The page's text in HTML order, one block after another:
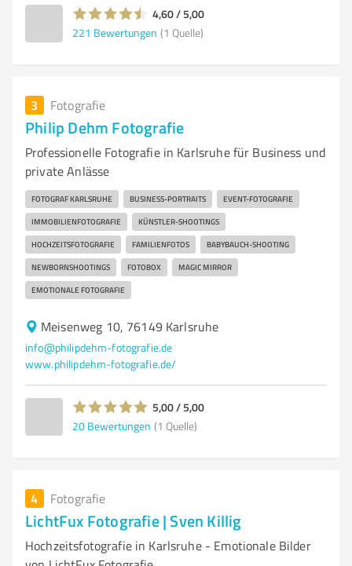
4,60 / 5,00
221 Bewertungen (1 Quelle)
3 Fotografie
Philip Dehm Fotografie
Professionelle Fotografie in Karlsruhe für Business und
private Anlässe
FOTOGRAF KARLSRUHE BUSINESS-PORTRAITS EVENT-FOTOGRAFIE
IMMOBILIENFOTOGRAFIE KÜNSTLER-SHOOTINGS
HOCHZEITSFOTOGRAFIE FAMILIENFOTOS BABYBAUCH-SHOOTING
NEWBORNSHOOTINGS FOTOBOX MAGIC MIRROR
EMOTIONALE FOTOGRAFIE
Meisenweg 10, 76149 Karlsruhe
info@philipdehm-fotografie.de
www.philipdehm-fotografie.de/
5,00 / 5,00
20 Bewertungen (1 Quelle)
4 Fotografie
LichtFux Fotografie | Sven Killig
Hochzeitsfotografie in Karlsruhe - Emotionale Bilder